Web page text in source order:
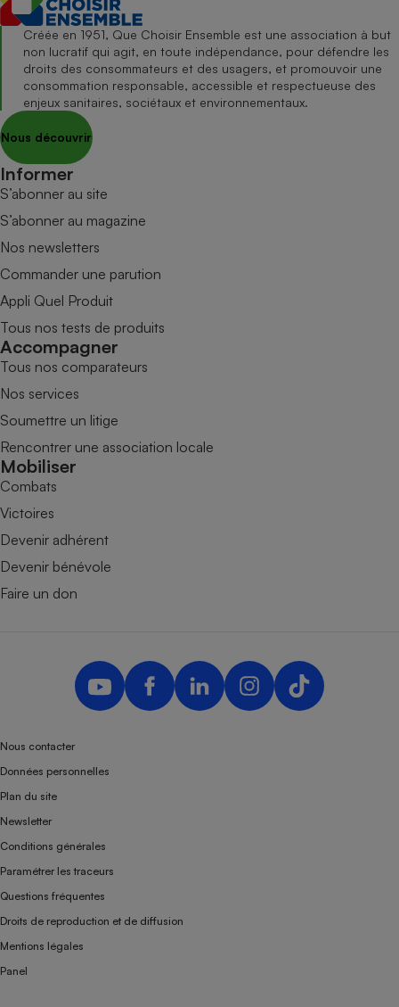
Créée en 1951, Que Choisir Ensemble est une association à but
non lucratif qui agit, en toute indépendance, pour défendre les
droits des consommateurs et des usagers, et promouvoir une
consommation responsable, accessible et respectueuse des
enjeux sanitaires, sociétaux et environnementaux.
Nous découvrir
Informer
S’abonner au site
S’abonner au magazine
Nos newsletters
Commander une parution
Appli Quel Produit
Tous nos tests de produits
Accompagner
Tous nos comparateurs
Nos services
Soumettre un litige
Rencontrer une association locale
Mobiliser
Combats
Victoires
Devenir adhérent
Devenir bénévole
Faire un don
Nous contacter
Données personnelles
Plan du site
Newsletter
Conditions générales
Paramétrer les traceurs
Questions fréquentes
Droits de reproduction et de diffusion
Mentions légales
Panel